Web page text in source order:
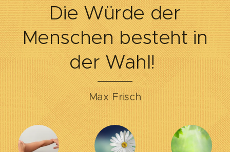
Die Würde der
Menschen besteht in
der Wahl!
Max Frisch